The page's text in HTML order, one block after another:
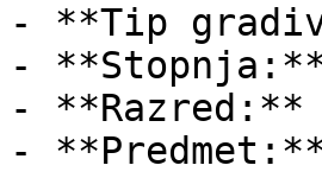
- **Tip
-
- **Razred:**
-